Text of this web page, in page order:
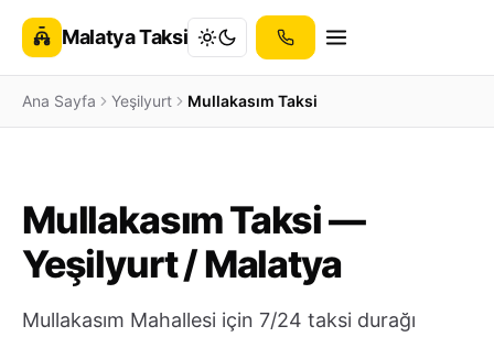
Malatya Taksi
Ana Sayfa Yeşilyurt Mullakasım Taksi
Mullakasım Taksi —
Yeşilyurt / Malatya
Mullakasım Mahallesi için 7/24 taksi durağı